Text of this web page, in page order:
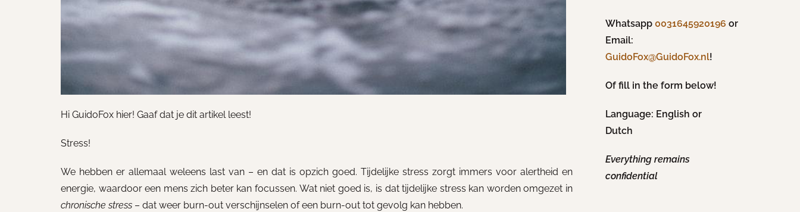
Hi GuidoFox hier! Gaaf dat je dit artikel leest!
Stress!
We hebben er allemaal weleens last van – en dat is opzich goed. Tijdelijke stress zorgt immers voor alertheid en
energie, waardoor een mens zich beter kan focussen. Wat niet goed is, is dat tijdelijke stress kan worden omgezet in
chronische stress – dat weer burn-out verschijnselen of een burn-out tot gevolg kan hebben.
Whatsapp 0031645920196 or
Email:
GuidoFox@GuidoFox.nl!
Of fill in the form below!
Language: English or
Dutch
Everything remains
confidential